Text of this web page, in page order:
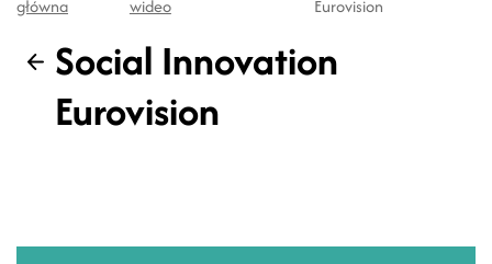
główna
wideo
Eurovision
Wstecz
Social Innovation
Eurovision